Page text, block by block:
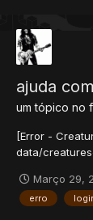
ajuda
um tópico no
[Error -
data/
Item not found
Março 29,
erro